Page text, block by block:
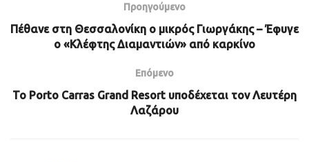
Προηγούμενο
Πέθανε στη Θεσσαλονίκη ο μικρός Γιωργάκης – Έφυγε
ο «Κλέφτης Διαμαντιών» από καρκίνο
Επόμενο
To Porto Carras Grand Resort υποδέχεται τον Λευτέρη
Λαζάρου